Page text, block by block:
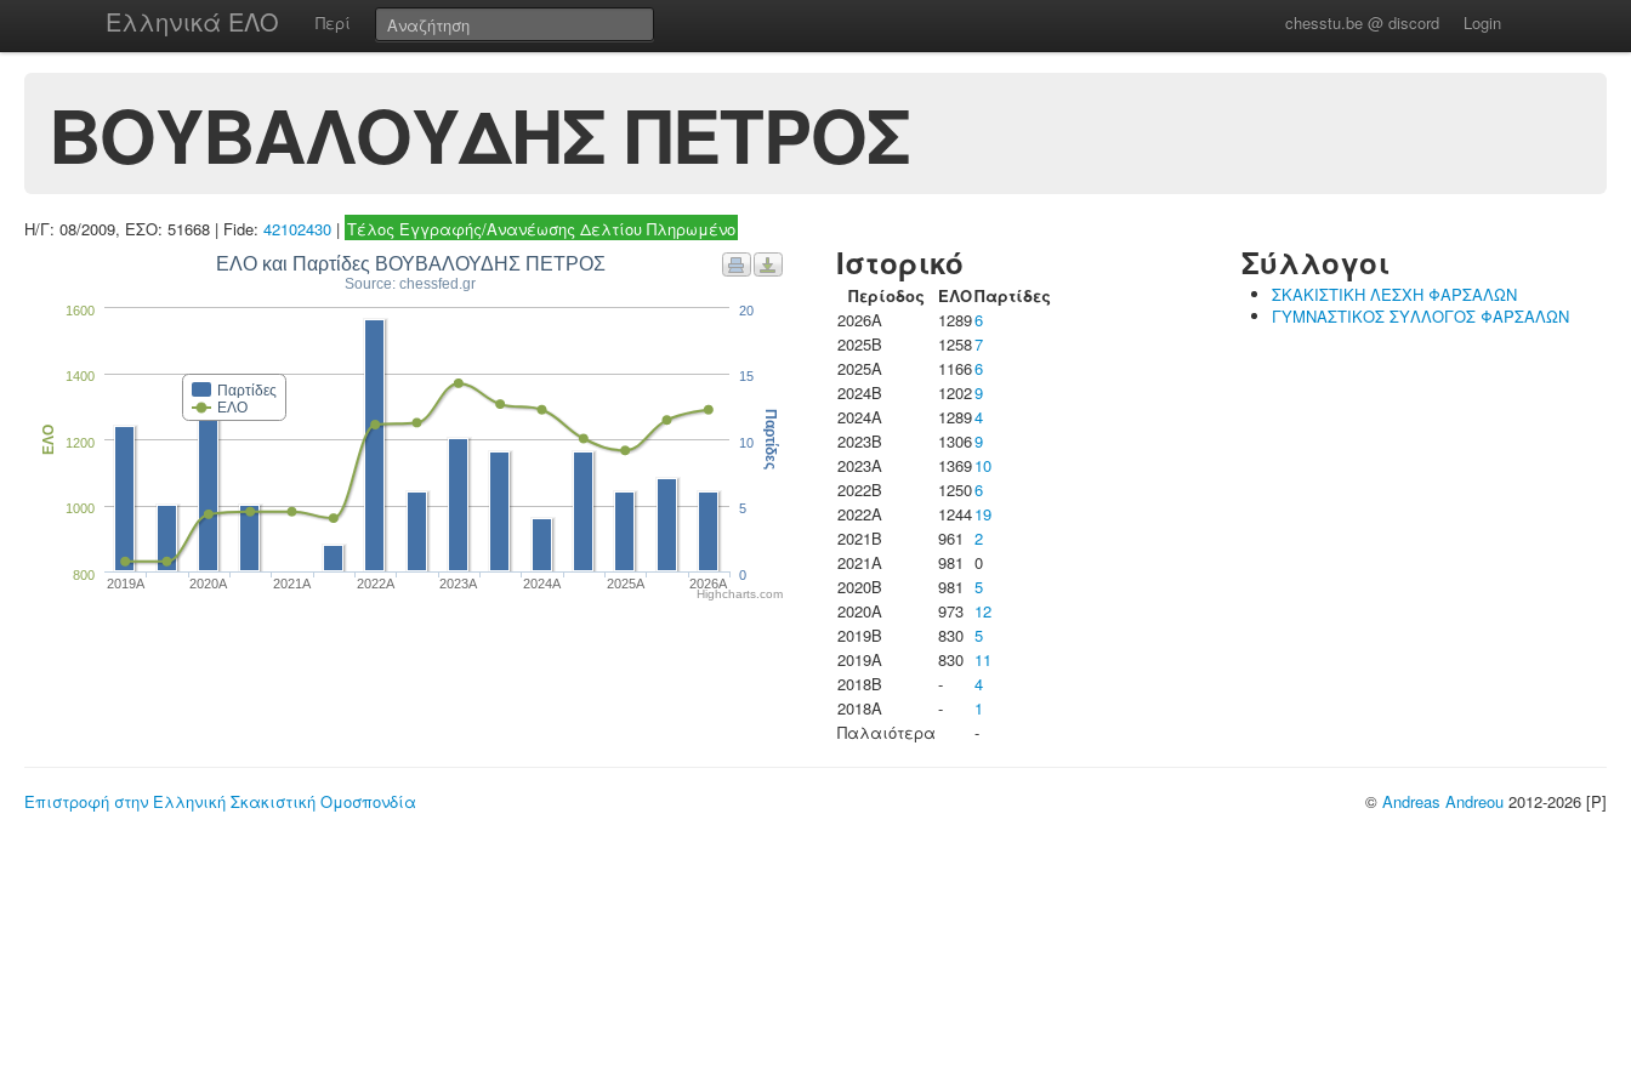
Ελληνικά ΕΛΟ Περί chesstu.be @ discord Login
ΒΟΥΒΑΛΟΥΔΗΣ ΠΕΤΡΟΣ
Η/Γ: 08/2009, ΕΣΟ: 51668 | Fide: 42102430 | Τέλος Εγγραφής/Ανανέωσης Δελτίου Πληρωμένο
ΕΛΟ και Παρτίδες ΒΟΥΒΑΛΟΥΔΗΣ ΠΕΤΡΟΣ
Source: chessfed.gr
Παρτίδες
ΕΛΟ
2019A 2020A 2021A 2022A 2023Α 2024A 2025A 2026A
800
1000
1200
1400
1600
ΕΛΟ
0
5
10
15
20
Παρτίδες
Highcharts.com
Ιστορικό
Περίοδος ΕΛΟΠαρτίδες
2026A
12896
2025B
12587
2025A
11666
2024B
12029
2024A
12894
2023B
13069
2023Α
136910
2022B
12506
2022A
124419
2021B
961 2
2021A
981 0
2020B
981 5
2020A
973 12
2019B
830 5
2019A
830 11
2018B
-
4
2018A
-
1
Παλαιότερα
-
Σύλλογοι
ΣΚΑΚΙΣΤΙΚΗ ΛΕΣΧΗ ΦΑΡΣΑΛΩΝ
ΓΥΜΝΑΣΤΙΚΟΣ ΣΥΛΛΟΓΟΣ ΦΑΡΣΑΛΩΝ
Επιστροφή στην Ελληνική Σκακιστική Ομοσπονδία © Andreas Andreou 2012-2026 [P]